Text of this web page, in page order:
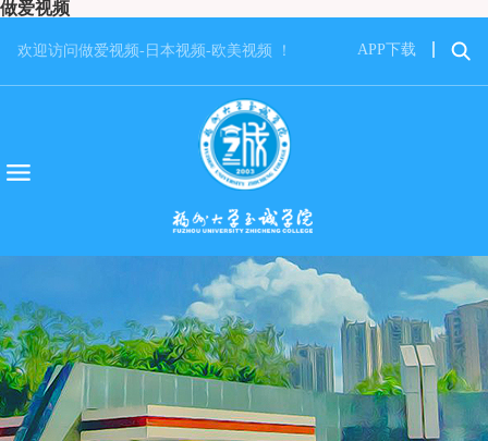
做爱视频
欢迎访问做爱视频-日本视频-欧美视频 ！ APP下载